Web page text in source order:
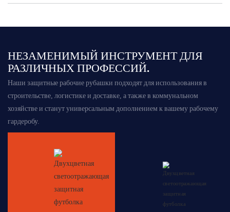
НЕЗАМЕНИМЫЙ ИНСТРУМЕНТ ДЛЯ
РАЗЛИЧНЫХ ПРОФЕССИЙ.
Наши защитные рабочие рубашки подходят для использования в
строительстве, логистике и доставке, а также в коммунальном
хозяйстве и станут универсальным дополнением к вашему рабочему
гардеробу.